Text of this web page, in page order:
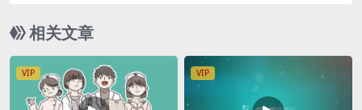
相关文章
VIP VIP